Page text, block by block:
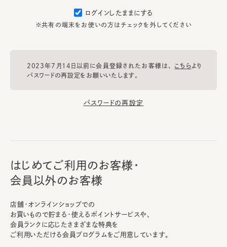
ログインしたままにする
※共有の端末をお使いの方はチェックを外してください
2023年7月14日以前に会員登録されたお客様は、 こちらより
パスワードの再設定をお願いいたします。
パスワードの再設定
はじめてご利用のお客様・
会員以外のお客様
店舗・オンラインショップでの
お買いもので貯まる・使えるポイントサービスや、
会員ランクに応じたさまざまな特典を
ご利用いただける会員プログラムをご用意しています。